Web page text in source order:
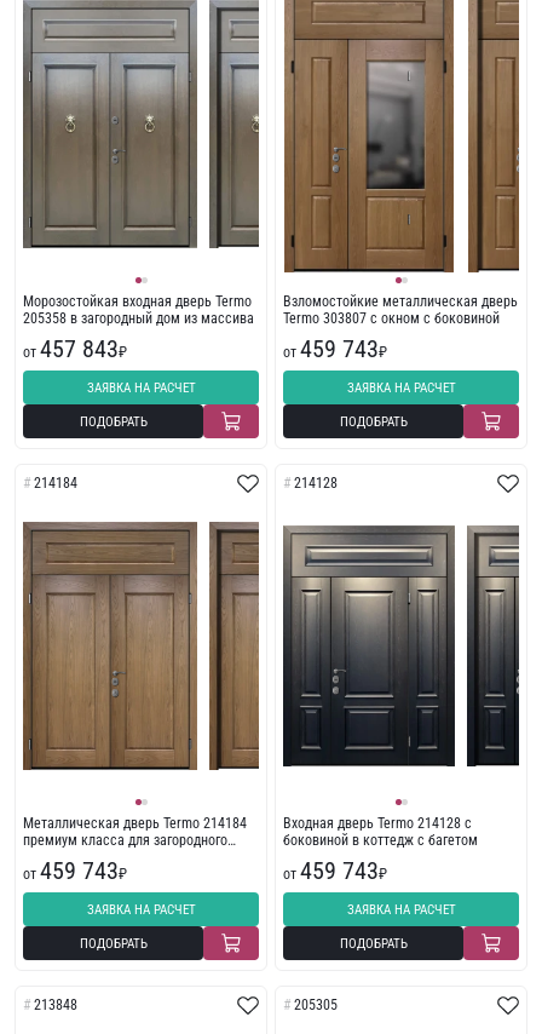
Морозостойкая входная дверь Termo
205358 в загородный дом из массива
от 457 843₽
ЗАЯВКА НА РАСЧЕТ
ПОДОБРАТЬ
Взломостойкие металлическая дверь
Termo 303807 с окном с боковиной
от 459 743₽
ЗАЯВКА НА РАСЧЕТ
ПОДОБРАТЬ
214184
Металлическая дверь Termo 214184
премиум класса для загородного
от 459 743₽
ЗАЯВКА НА РАСЧЕТ
ПОДОБРАТЬ
214128
Входная дверь Termo 214128 с
боковиной в коттедж с багетом
от 459 743₽
ЗАЯВКА НА РАСЧЕТ
ПОДОБРАТЬ
213848 205305